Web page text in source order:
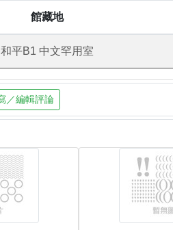
館藏地
和平B1 中文罕用室